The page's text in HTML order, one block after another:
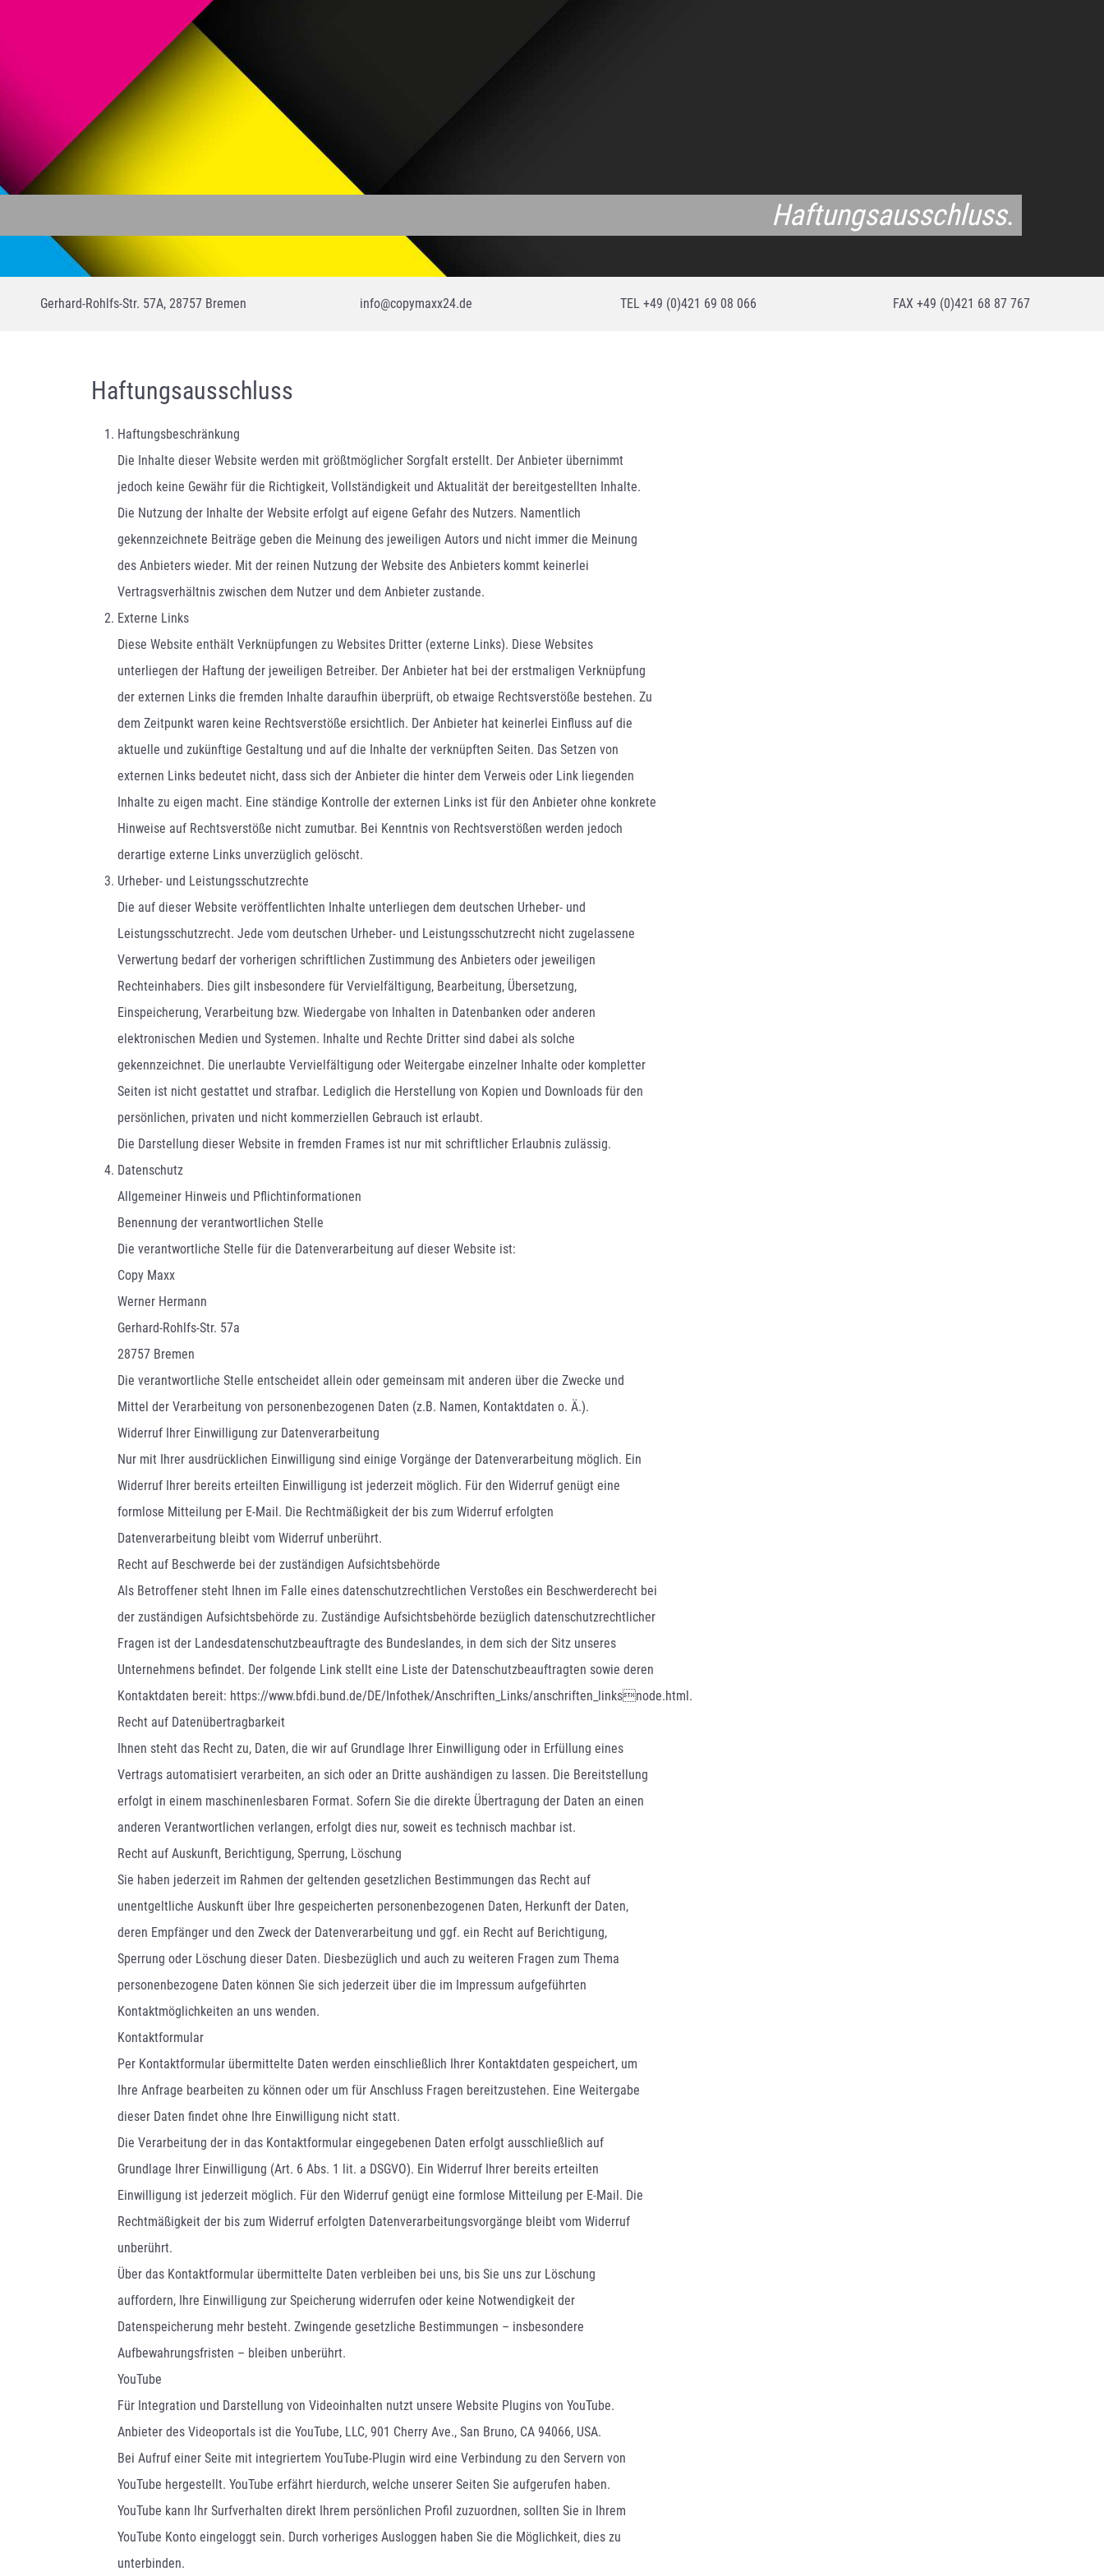
Haftungsausschluss.
Gerhard-Rohlfs-Str. 57A, 28757 Bremen info@copymaxx24.de TEL +49 (0)421 69 08 066 FAX +49 (0)421 68 87 767
Haftungsausschluss
Haftungsbeschränkung
Die Inhalte dieser Website werden mit größtmöglicher Sorgfalt erstellt. Der Anbieter übernimmt
jedoch keine Gewähr für die Richtigkeit, Vollständigkeit und Aktualität der bereitgestellten Inhalte.
Die Nutzung der Inhalte der Website erfolgt auf eigene Gefahr des Nutzers. Namentlich
gekennzeichnete Beiträge geben die Meinung des jeweiligen Autors und nicht immer die Meinung
des Anbieters wieder. Mit der reinen Nutzung der Website des Anbieters kommt keinerlei
Vertragsverhältnis zwischen dem Nutzer und dem Anbieter zustande.
Externe Links
Diese Website enthält Verknüpfungen zu Websites Dritter (externe Links). Diese Websites
unterliegen der Haftung der jeweiligen Betreiber. Der Anbieter hat bei der erstmaligen Verknüpfung
der externen Links die fremden Inhalte daraufhin überprüft, ob etwaige Rechtsverstöße bestehen. Zu
dem Zeitpunkt waren keine Rechtsverstöße ersichtlich. Der Anbieter hat keinerlei Einfluss auf die
aktuelle und zukünftige Gestaltung und auf die Inhalte der verknüpften Seiten. Das Setzen von
externen Links bedeutet nicht, dass sich der Anbieter die hinter dem Verweis oder Link liegenden
Inhalte zu eigen macht. Eine ständige Kontrolle der externen Links ist für den Anbieter ohne konkrete
Hinweise auf Rechtsverstöße nicht zumutbar. Bei Kenntnis von Rechtsverstößen werden jedoch
derartige externe Links unverzüglich gelöscht.
Urheber- und Leistungsschutzrechte
Die auf dieser Website veröffentlichten Inhalte unterliegen dem deutschen Urheber- und
Leistungsschutzrecht. Jede vom deutschen Urheber- und Leistungsschutzrecht nicht zugelassene
Verwertung bedarf der vorherigen schriftlichen Zustimmung des Anbieters oder jeweiligen
Rechteinhabers. Dies gilt insbesondere für Vervielfältigung, Bearbeitung, Übersetzung,
Einspeicherung, Verarbeitung bzw. Wiedergabe von Inhalten in Datenbanken oder anderen
elektronischen Medien und Systemen. Inhalte und Rechte Dritter sind dabei als solche
gekennzeichnet. Die unerlaubte Vervielfältigung oder Weitergabe einzelner Inhalte oder kompletter
Seiten ist nicht gestattet und strafbar. Lediglich die Herstellung von Kopien und Downloads für den
persönlichen, privaten und nicht kommerziellen Gebrauch ist erlaubt.
Die Darstellung dieser Website in fremden Frames ist nur mit schriftlicher Erlaubnis zulässig.
Datenschutz
Allgemeiner Hinweis und Pflichtinformationen
Benennung der verantwortlichen Stelle
Die verantwortliche Stelle für die Datenverarbeitung auf dieser Website ist:
Copy Maxx
Werner Hermann
Gerhard-Rohlfs-Str. 57a
28757 Bremen
Die verantwortliche Stelle entscheidet allein oder gemeinsam mit anderen über die Zwecke und
Mittel der Verarbeitung von personenbezogenen Daten (z.B. Namen, Kontaktdaten o. Ä.).
Widerruf Ihrer Einwilligung zur Datenverarbeitung
Nur mit Ihrer ausdrücklichen Einwilligung sind einige Vorgänge der Datenverarbeitung möglich. Ein
Widerruf Ihrer bereits erteilten Einwilligung ist jederzeit möglich. Für den Widerruf genügt eine
formlose Mitteilung per E-Mail. Die Rechtmäßigkeit der bis zum Widerruf erfolgten
Datenverarbeitung bleibt vom Widerruf unberührt.
Recht auf Beschwerde bei der zuständigen Aufsichtsbehörde
Als Betroffener steht Ihnen im Falle eines datenschutzrechtlichen Verstoßes ein Beschwerderecht bei
der zuständigen Aufsichtsbehörde zu. Zuständige Aufsichtsbehörde bezüglich datenschutzrechtlicher
Fragen ist der Landesdatenschutzbeauftragte des Bundeslandes, in dem sich der Sitz unseres
Unternehmens befindet. Der folgende Link stellt eine Liste der Datenschutzbeauftragten sowie deren
Kontaktdaten bereit: https://www.bfdi.bund.de/DE/Infothek/Anschriften_Links/anschriften_linksnode.html.
Recht auf Datenübertragbarkeit
Ihnen steht das Recht zu, Daten, die wir auf Grundlage Ihrer Einwilligung oder in Erfüllung eines
Vertrags automatisiert verarbeiten, an sich oder an Dritte aushändigen zu lassen. Die Bereitstellung
erfolgt in einem maschinenlesbaren Format. Sofern Sie die direkte Übertragung der Daten an einen
anderen Verantwortlichen verlangen, erfolgt dies nur, soweit es technisch machbar ist.
Recht auf Auskunft, Berichtigung, Sperrung, Löschung
Sie haben jederzeit im Rahmen der geltenden gesetzlichen Bestimmungen das Recht auf
unentgeltliche Auskunft über Ihre gespeicherten personenbezogenen Daten, Herkunft der Daten,
deren Empfänger und den Zweck der Datenverarbeitung und ggf. ein Recht auf Berichtigung,
Sperrung oder Löschung dieser Daten. Diesbezüglich und auch zu weiteren Fragen zum Thema
personenbezogene Daten können Sie sich jederzeit über die im Impressum aufgeführten
Kontaktmöglichkeiten an uns wenden.
Kontaktformular
Per Kontaktformular übermittelte Daten werden einschließlich Ihrer Kontaktdaten gespeichert, um
Ihre Anfrage bearbeiten zu können oder um für Anschluss Fragen bereitzustehen. Eine Weitergabe
dieser Daten findet ohne Ihre Einwilligung nicht statt.
Die Verarbeitung der in das Kontaktformular eingegebenen Daten erfolgt ausschließlich auf
Grundlage Ihrer Einwilligung (Art. 6 Abs. 1 lit. a DSGVO). Ein Widerruf Ihrer bereits erteilten
Einwilligung ist jederzeit möglich. Für den Widerruf genügt eine formlose Mitteilung per E-Mail. Die
Rechtmäßigkeit der bis zum Widerruf erfolgten Datenverarbeitungsvorgänge bleibt vom Widerruf
unberührt.
Über das Kontaktformular übermittelte Daten verbleiben bei uns, bis Sie uns zur Löschung
auffordern, Ihre Einwilligung zur Speicherung widerrufen oder keine Notwendigkeit der
Datenspeicherung mehr besteht. Zwingende gesetzliche Bestimmungen – insbesondere
Aufbewahrungsfristen – bleiben unberührt.
YouTube
Für Integration und Darstellung von Videoinhalten nutzt unsere Website Plugins von YouTube.
Anbieter des Videoportals ist die YouTube, LLC, 901 Cherry Ave., San Bruno, CA 94066, USA.
Bei Aufruf einer Seite mit integriertem YouTube-Plugin wird eine Verbindung zu den Servern von
YouTube hergestellt. YouTube erfährt hierdurch, welche unserer Seiten Sie aufgerufen haben.
YouTube kann Ihr Surfverhalten direkt Ihrem persönlichen Profil zuzuordnen, sollten Sie in Ihrem
YouTube Konto eingeloggt sein. Durch vorheriges Ausloggen haben Sie die Möglichkeit, dies zu
unterbinden.